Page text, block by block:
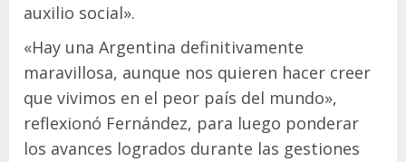
auxilio social».
«Hay una Argentina definitivamente
maravillosa, aunque nos quieren hacer creer
que vivimos en el peor país del mundo»,
reflexionó Fernández, para luego ponderar
los avances logrados durante las gestiones